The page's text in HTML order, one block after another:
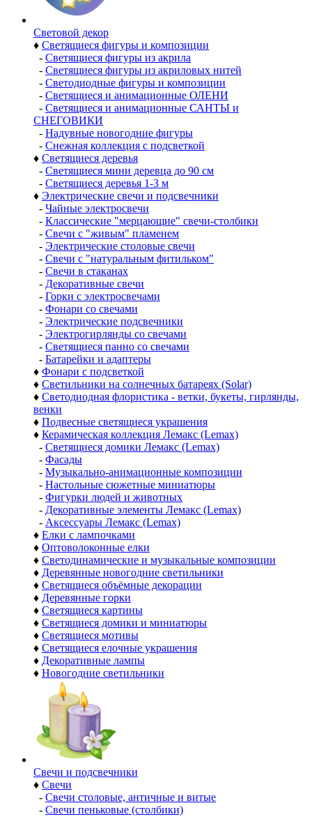
Световой декор
♦ Светящиеся фигуры и композиции
- Светящиеся фигуры из акрила
- Светящиеся фигуры из акриловых нитей
- Светодиодные фигуры и композиции
- Светящиеся и анимационные ОЛЕНИ
- Светящиеся и анимационные САНТЫ и
СНЕГОВИКИ
- Надувные новогодние фигуры
- Снежная коллекция с подсветкой
♦ Светящиеся деревья
- Светящиеся мини деревца до 90 см
- Светящиеся деревья 1-3 м
♦ Электрические свечи и подсвечники
- Чайные электросвечи
- Классические "мерцающие" свечи-столбики
- Свечи с "живым" пламенем
- Электрические столовые свечи
- Свечи с "натуральным фитильком"
- Свечи в стаканах
- Декоративные свечи
- Горки с электросвечами
- Фонари со свечами
- Электрические подсвечники
- Электрогирлянды со свечами
- Светящиеся панно со свечами
- Батарейки и адаптеры
♦ Фонари с подсветкой
♦ Светильники на солнечных батареях (Solar)
♦ Светодиодная флористика - ветки, букеты, гирлянды,
венки
♦ Подвесные светящиеся украшения
♦ Керамическая коллекция Лемакс (Lemax)
- Светящиеся домики Лемакс (Lemax)
- Фасады
- Музыкально-анимационные композиции
- Настольные сюжетные миниатюры
- Фигурки людей и животных
- Декоративные элементы Лемакс (Lemax)
- Аксессуары Лемакс (Lemax)
♦ Елки с лампочками
♦ Оптоволоконные елки
♦ Светодинамические и музыкальные композиции
♦ Деревянные новогодние светильники
♦ Светящиеся объёмные декорации
♦ Деревянные горки
♦ Светящиеся картины
♦ Светящиеся домики и миниатюры
♦ Светящиеся мотивы
♦ Светящиеся елочные украшения
♦ Декоративные лампы
♦ Новогодние светильники
Свечи и подсвечники
♦ Свечи
- Свечи столовые, античные и витые
- Свечи пеньковые (столбики)